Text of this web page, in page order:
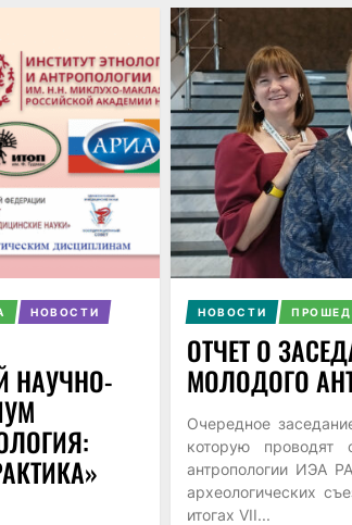
НОВОСТИ
НАУЧНО-
НОВОСТИ
ОТЧЕТ О
МОЛОДОГО
Очередное
которую проводят
антропологии ИЭА
археологических
итогах VII...